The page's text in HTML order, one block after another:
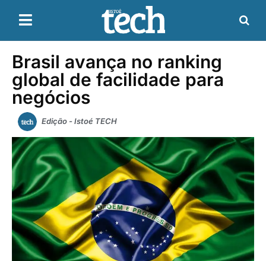
Brasil avança no ranking
global de facilidade para
negócios
Edição - Istoé TECH